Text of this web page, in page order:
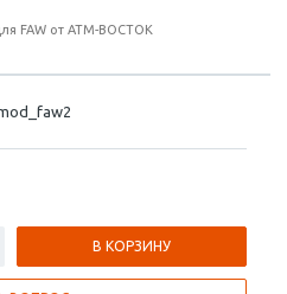
FAW от АТМ-ВОСТОК
В КОРЗИНУ